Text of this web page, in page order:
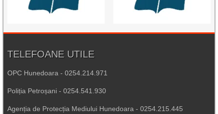
TELEFOANE UTILE
OPC Hunedoara - 0254.214.971
Poliția Petroșani - 0254.541.930
Agenția de Protecția Mediului Hunedoara - 0254.215.445